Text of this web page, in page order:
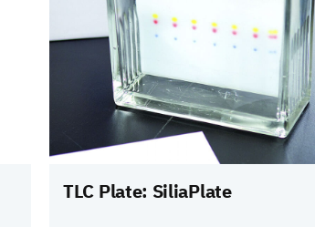
TLC Plate: SiliaPlate